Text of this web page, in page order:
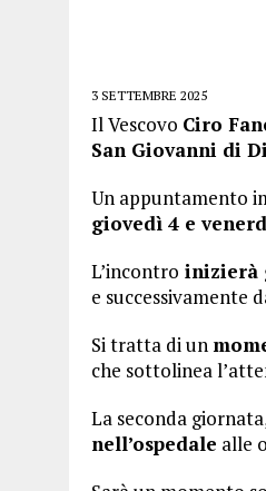
3 SETTEMBRE 2025
Il Vescovo Ciro
San Giovanni di
Un appuntamento
giovedì 4 e
L’incontro inizierà
e successivamente
Si tratta di un
che sottolinea
La seconda
nell’ospedale alle